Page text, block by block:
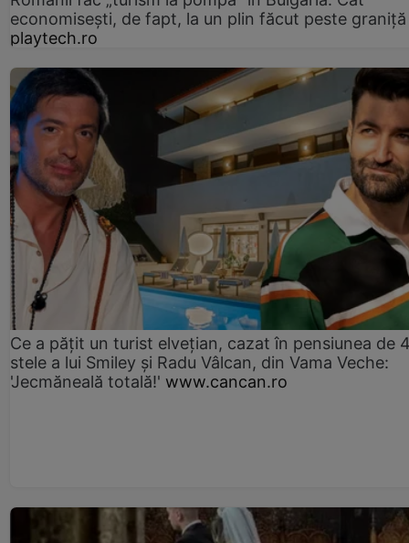
economisești, de fapt, la un plin făcut peste graniță
playtech.ro
Ce a pățit un turist elvețian, cazat în pensiunea de
stele a lui Smiley și Radu Vâlcan, din Vama Veche:
'Jecmăneală totală!' www.cancan.ro